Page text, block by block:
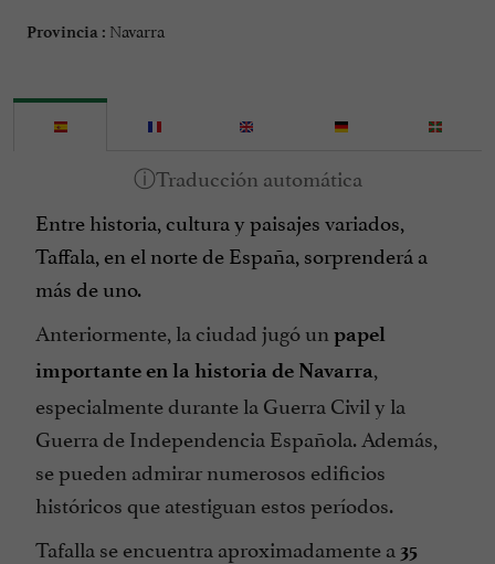
Provincia : Navarra
Entre historia, cultura y paisajes variados,
Taffala, en el norte de España, sorprenderá a
más de uno.
Anteriormente, la ciudad jugó un papel
importante en la historia de Navarra,
especialmente durante la Guerra Civil y la
Guerra de Independencia Española. Además,
se pueden admirar numerosos edificios
históricos que atestiguan estos períodos.
Tafalla se encuentra aproximadamente a 35